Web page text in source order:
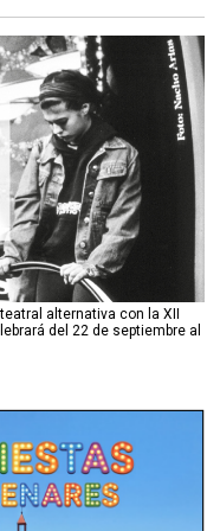
alternativa con la XII
del 22 de septiembre al